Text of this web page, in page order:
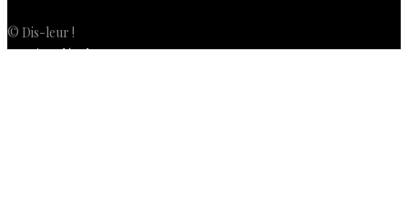
© Dis-leur !
Mentions légales